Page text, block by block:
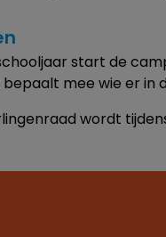
start de
mee wie er in
wordt